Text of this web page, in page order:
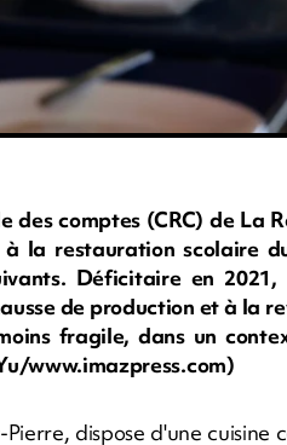
des comptes (CRC) de La
la restauration scolaire
Déficitaire en
de production et à la
fragile, dans un
www.imazpress.com)
Pierre, dispose d'une